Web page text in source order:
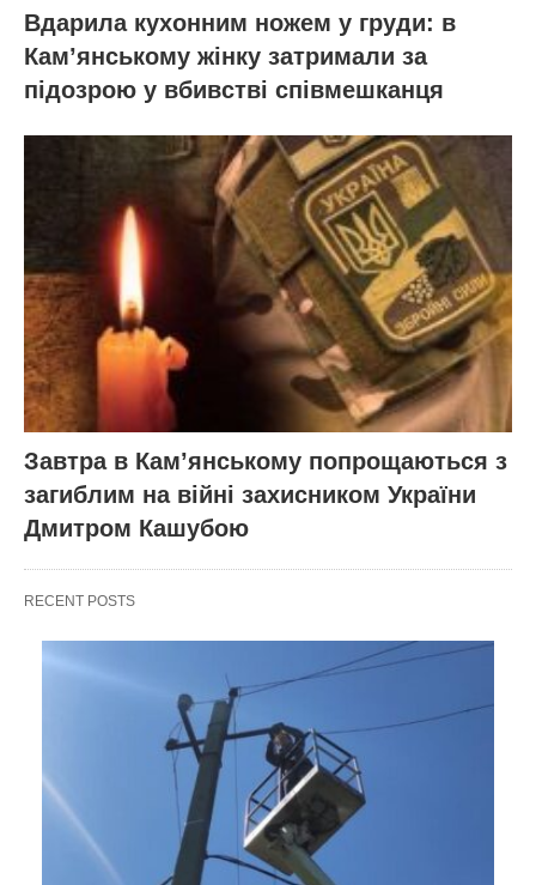
Вдарила кухонним ножем у груди: в
Кам’янському жінку затримали за
підозрою у вбивстві співмешканця
Завтра в Кам’янському попрощаються з
загиблим на війні захисником України
Дмитром Кашубою
RECENT POSTS